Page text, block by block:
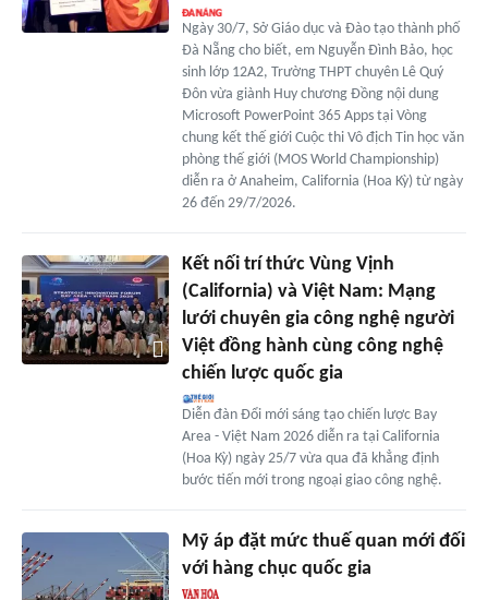
Ngày 30/7, Sở Giáo dục và Đào tạo thành phố
Đà Nẵng cho biết, em Nguyễn Đình Bảo, học
sinh lớp 12A2, Trường THPT chuyên Lê Quý
Đôn vừa giành Huy chương Đồng nội dung
Microsoft PowerPoint 365 Apps tại Vòng
chung kết thế giới Cuộc thi Vô địch Tin học văn
phòng thế giới (MOS World Championship)
diễn ra ở Anaheim, California (Hoa Kỳ) từ ngày
26 đến 29/7/2026.
Kết nối trí thức Vùng Vịnh
(California) và Việt Nam: Mạng
lưới chuyên gia công nghệ người
Việt đồng hành cùng công nghệ
chiến lược quốc gia
Diễn đàn Đổi mới sáng tạo chiến lược Bay
Area - Việt Nam 2026 diễn ra tại California
(Hoa Kỳ) ngày 25/7 vừa qua đã khẳng định
bước tiến mới trong ngoại giao công nghệ.
Mỹ áp đặt mức thuế quan mới đối
với hàng chục quốc gia